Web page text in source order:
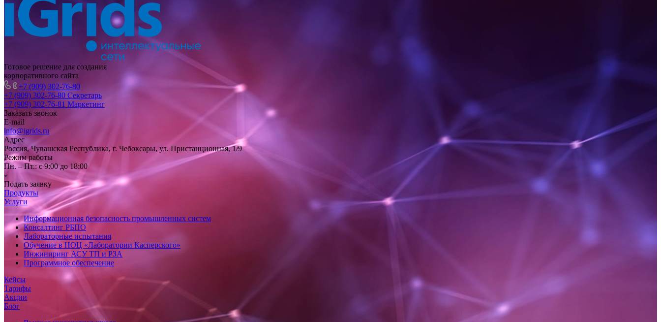
Готовое решение для создания
корпоративного сайта
+7 (909) 302-76-80
+7 (909) 302-76-80 Секретарь
+7 (909) 302-76-81 Маркетинг
Заказать звонок
E-mail
info@igrids.ru
Адрес
Россия, Чувашская Республика, г. Чебоксары, ул. Пристанционная, 1/9
Режим работы
Пн. – Пт.: с 9:00 до 18:00
Подать заявку
Продукты
Услуги
Информационная безопасность промышленных систем
Консалтинг РБПО
Лабораторные испытания
Обучение в НОЦ «Лаборатории Касперского»
Инжиниринг АСУ ТП и РЗА
Программное обеспечение
Кейсы
Тарифы
Акции
Блог